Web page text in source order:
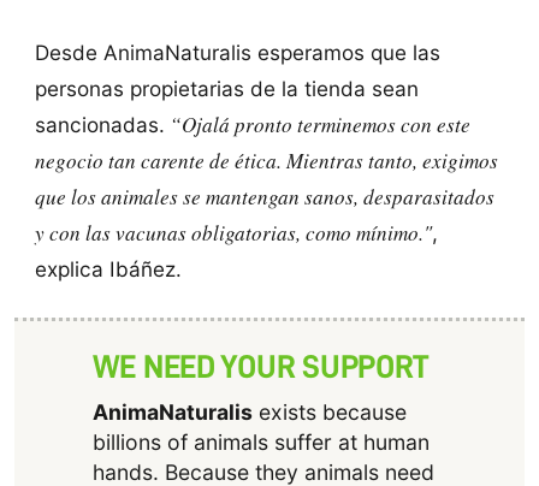
Desde AnimaNaturalis esperamos que las
personas propietarias de la tienda sean
sancionadas. “Ojalá pronto terminemos con este
negocio tan carente de ética. Mientras tanto, exigimos
que los animales se mantengan sanos, desparasitados
y con las vacunas obligatorias, como mínimo.",
explica Ibáñez.
WE NEED YOUR SUPPORT
AnimaNaturalisexists because
billions of animals suffer at human
hands. Because they animals need